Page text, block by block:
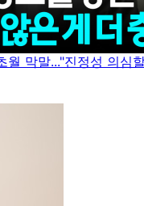
막말..."진정성 의심